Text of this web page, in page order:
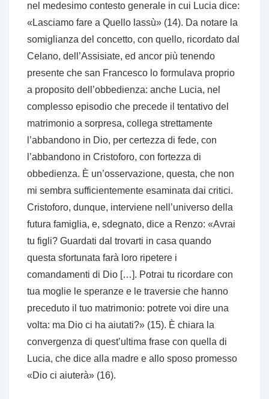
nel medesimo contesto generale in cui Lucia dice:
«Lasciamo fare a Quello lassù» (14). Da notare la
somiglianza del concetto, con quello, ricordato dal
Celano, dell’Assisiate, ed ancor più tenendo
presente che san Francesco lo formulava proprio
a proposito dell’obbedienza: anche Lucia, nel
complesso episodio che precede il tentativo del
matrimonio a sorpresa, collega strettamente
l’abbandono in Dio, per certezza di fede, con
l’abbandono in Cristoforo, con fortezza di
obbedienza. È un’osservazione, questa, che non
mi sembra sufficientemente esaminata dai critici.
Cristoforo, dunque, interviene nell’universo della
futura famiglia, e, sdegnato, dice a Renzo: «Avrai
tu figli? Guardati dal trovarti in casa quando
questa sfortunata farà loro ripetere i
comandamenti di Dio […]. Potrai tu ricordare con
tua moglie le speranze e le traversie che hanno
preceduto il tuo matrimonio: potrete voi dire una
volta: ma Dio ci ha aiutati?» (15). È chiara la
convergenza di quest’ultima frase con quella di
Lucia, che dice alla madre e allo sposo promesso
«Dio ci aiuterà» (16).